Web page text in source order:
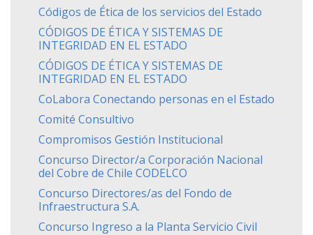
Códigos de Ética de los servicios del Estado
CÓDIGOS DE ÉTICA Y SISTEMAS DE
INTEGRIDAD EN EL ESTADO
CÓDIGOS DE ÉTICA Y SISTEMAS DE
INTEGRIDAD EN EL ESTADO
CoLabora Conectando personas en el Estado
Comité Consultivo
Compromisos Gestión Institucional
Concurso Director/a Corporación Nacional
del Cobre de Chile CODELCO
Concurso Directores/as del Fondo de
Infraestructura S.A.
Concurso Ingreso a la Planta Servicio Civil